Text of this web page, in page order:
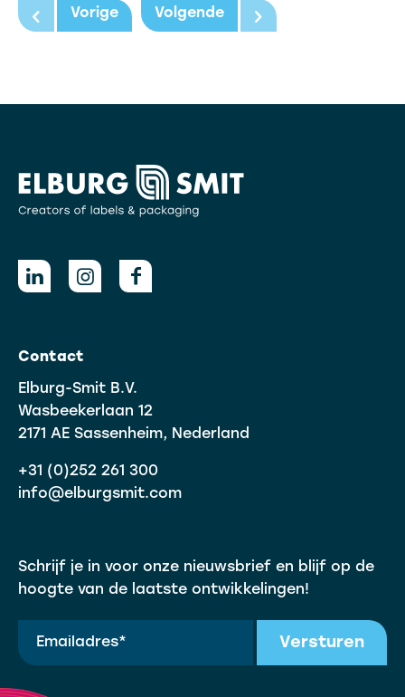
Vorige Volgende
Contact
Elburg-Smit B.V.
Wasbeekerlaan 12
2171 AE Sassenheim, Nederland
+31 (0)252 261 300
info@elburgsmit.com
Schrijf je in voor onze nieuwsbrief en blijf op de
hoogte van de laatste ontwikkelingen!
Versturen